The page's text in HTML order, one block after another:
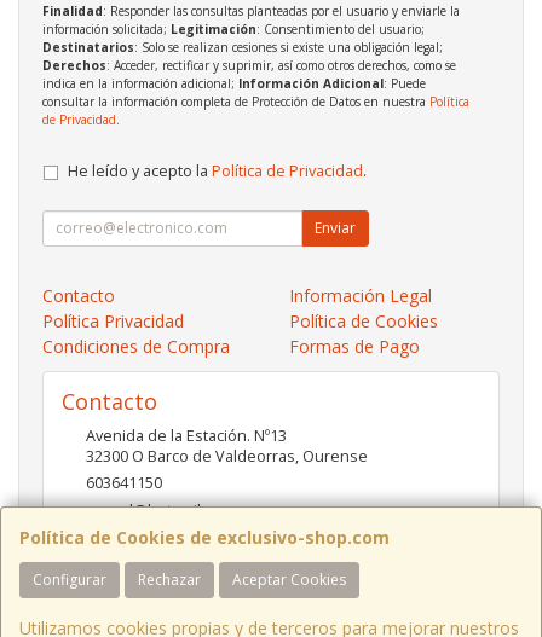
Política de Cookies de exclusivo-shop.com
Configurar Rechazar Aceptar Cookies
Utilizamos cookies propias y de terceros para mejorar nuestros
Finalidad: Responder las consultas planteadas por el usuario y enviarle la
información solicitada; Legitimación: Consentimiento del usuario;
Destinatarios: Solo se realizan cesiones si existe una obligación legal;
Derechos: Acceder, rectificar y suprimir, así como otros derechos, como se
indica en la información adicional; Información Adicional: Puede
consultar la información completa de Protección de Datos en nuestra Política
de Privacidad
He leído y acepto la Política de Privacidad.
Enviar
Contacto
Información Legal
Política Privacidad
Política de Cookies
Condiciones de Compra
Formas de Pago
Contacto
Avenida de la Estación. Nº13
32300 O Barco de Valdeorras, Ourense
603641150
pc-red@hotmail.es
Horario
10:00- 13:30 / 17:00- 20:30